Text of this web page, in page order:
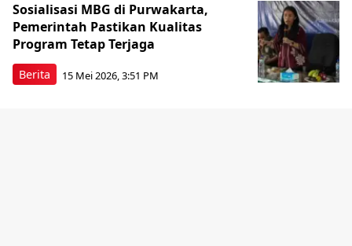
Berita
Sosialisasi MBG di Purwakarta,
Pemerintah Pastikan Kualitas
Program Tetap Terjaga
15 Mei 2026, 3:51 PM